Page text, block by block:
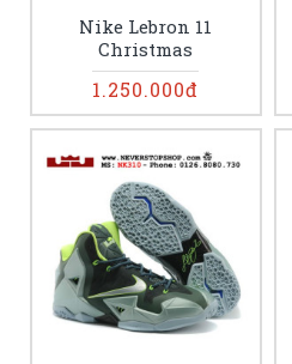
Nike Lebron 11
Christmas
1.250.000đ